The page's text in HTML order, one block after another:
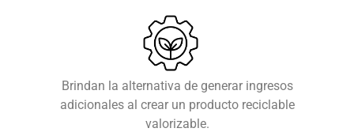
Brindan la alternativa de generar ingresos
adicionales al crear un producto reciclable
valorizable.